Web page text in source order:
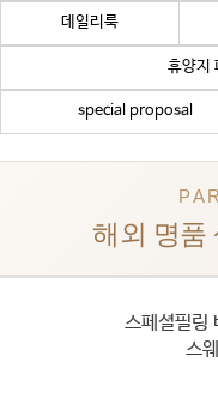
데일리룩
휴양지
special proposal
해외 명품
스페셜필링
스